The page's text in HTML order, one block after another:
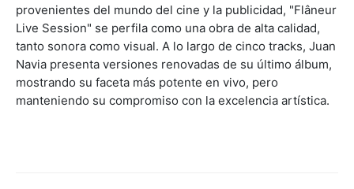
provenientes del mundo del cine y la publicidad, "Flâneur
Live Session" se perfila como una obra de alta calidad,
tanto sonora como visual. A lo largo de cinco tracks, Juan
Navia presenta versiones renovadas de su último álbum,
mostrando su faceta más potente en vivo, pero
manteniendo su compromiso con la excelencia artística.